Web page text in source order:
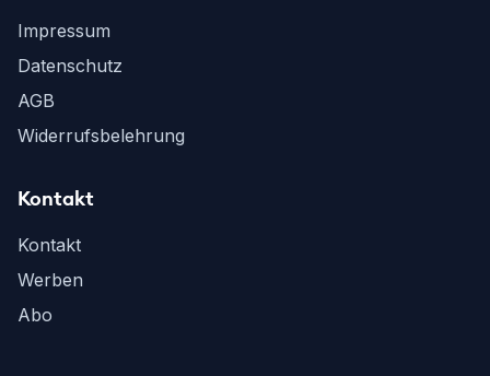
Impressum
Datenschutz
AGB
Widerrufsbelehrung
Kontakt
Kontakt
Werben
Abo